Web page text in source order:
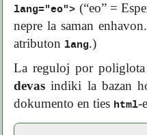
lang="eo"> (“eo” =
nepre la saman
atributonlang.)
La reguloj por
devas indiki la bazan
dokumento en ties html-